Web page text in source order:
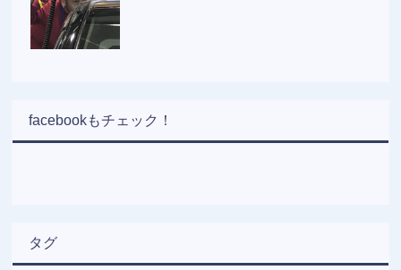
facebookもチェック！
タグ